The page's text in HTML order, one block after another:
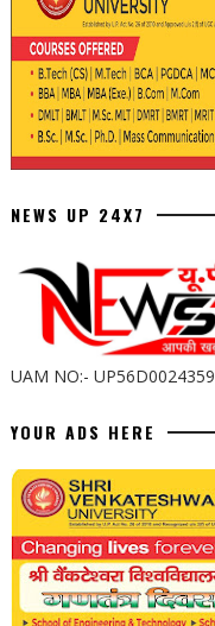
NEWS UP 24X7
UAM NO:- UP56D0024359
YOUR ADS HERE